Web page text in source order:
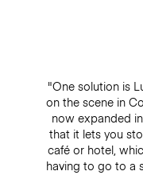
"One solution is
on the scene in
now expanded
that it lets you
café or hotel,
having to go to a